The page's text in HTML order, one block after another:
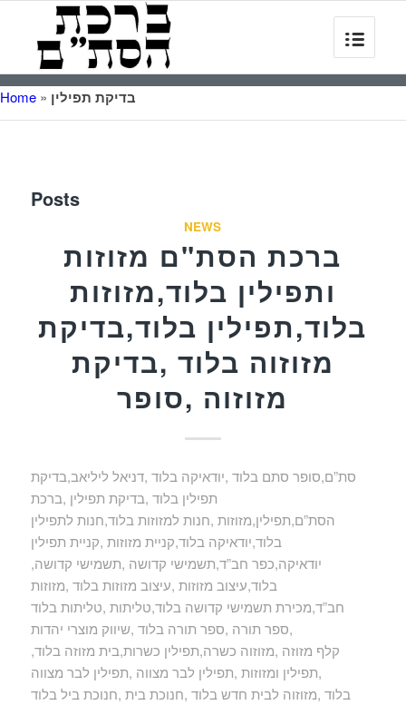
Home » בדיקת תפילין
Posts
NEWS
ברכת הסת"ם מזוזות
ותפילין בלוד,מזוזות
בלוד,תפילין בלוד,בדיקת
מזוזוה בלוד ,בדיקת
מזוזוה ,סופר
סת”ם,סופר סתם בלוד ,יודאיקה בלוד ,דניאל ליליאב,בדיקת
תפילין בלוד ,בדיקת תפילין ,ברכת
הסת”ם,תפילין,מזוזות ,חנות למזוזות בלוד,חנות לתפילין
בלוד,יודאיקה בלוד,קניית מזוזות ,קניית תפילין
,יודאיקה,כפר חב”ד,תשמישי קדושה ,תשמישי קדושה
בלוד,עיצוב מזוזות ,עיצוב מזוזות בלוד ,מזוזות
חב”ד,מכירת תשמישי קדושה בלוד,טליתות ,טליתות בלוד
,ספר תורה ,ספר תורה בלוד ,שיווק מוצרי יהדות
,קלף מזוזה ,מזוזוה כשרה,תפילין כשרות,בית מזוזה בלוד
,תפילין ומזוזות ,תפילין לבר מצווה ,תפילין לבר מצווה
בלוד ,מזוזוה לבית חדש בלוד ,חנוכת בית ,חנוכת ביל בלוד